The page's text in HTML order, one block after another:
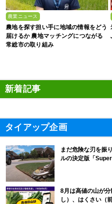
農業ニュース
農地を探す担い手に地域の情報をどう
届けるか 農地マッチングにつながる
常総市の取り組み
新着記事
タイアップ企画
まだ危険な刃を振
ルの決定版「
8月は高値の山が
し）、はくさい（